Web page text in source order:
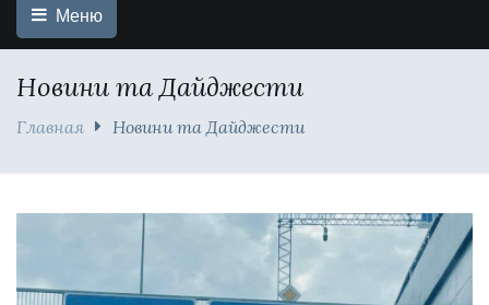
Меню
Новини та Дайджести
Главная Новини та Дайджести